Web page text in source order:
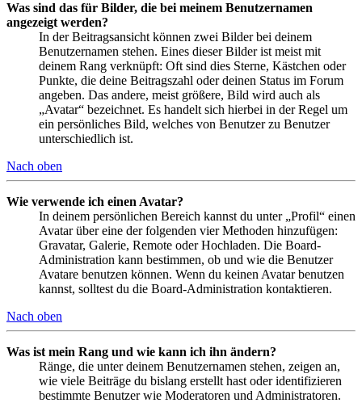
Was sind das für Bilder, die bei meinem Benutzernamen
angezeigt werden?
In der Beitragsansicht können zwei Bilder bei deinem
Benutzernamen stehen. Eines dieser Bilder ist meist mit
deinem Rang verknüpft: Oft sind dies Sterne, Kästchen oder
Punkte, die deine Beitragszahl oder deinen Status im Forum
angeben. Das andere, meist größere, Bild wird auch als
„Avatar“ bezeichnet. Es handelt sich hierbei in der Regel um
ein persönliches Bild, welches von Benutzer zu Benutzer
unterschiedlich ist.
Nach oben
Wie verwende ich einen Avatar?
In deinem persönlichen Bereich kannst du unter „Profil“ einen
Avatar über eine der folgenden vier Methoden hinzufügen:
Gravatar, Galerie, Remote oder Hochladen. Die Board-
Administration kann bestimmen, ob und wie die Benutzer
Avatare benutzen können. Wenn du keinen Avatar benutzen
kannst, solltest du die Board-Administration kontaktieren.
Nach oben
Was ist mein Rang und wie kann ich ihn ändern?
Ränge, die unter deinem Benutzernamen stehen, zeigen an,
wie viele Beiträge du bislang erstellt hast oder identifizieren
bestimmte Benutzer wie Moderatoren und Administratoren.